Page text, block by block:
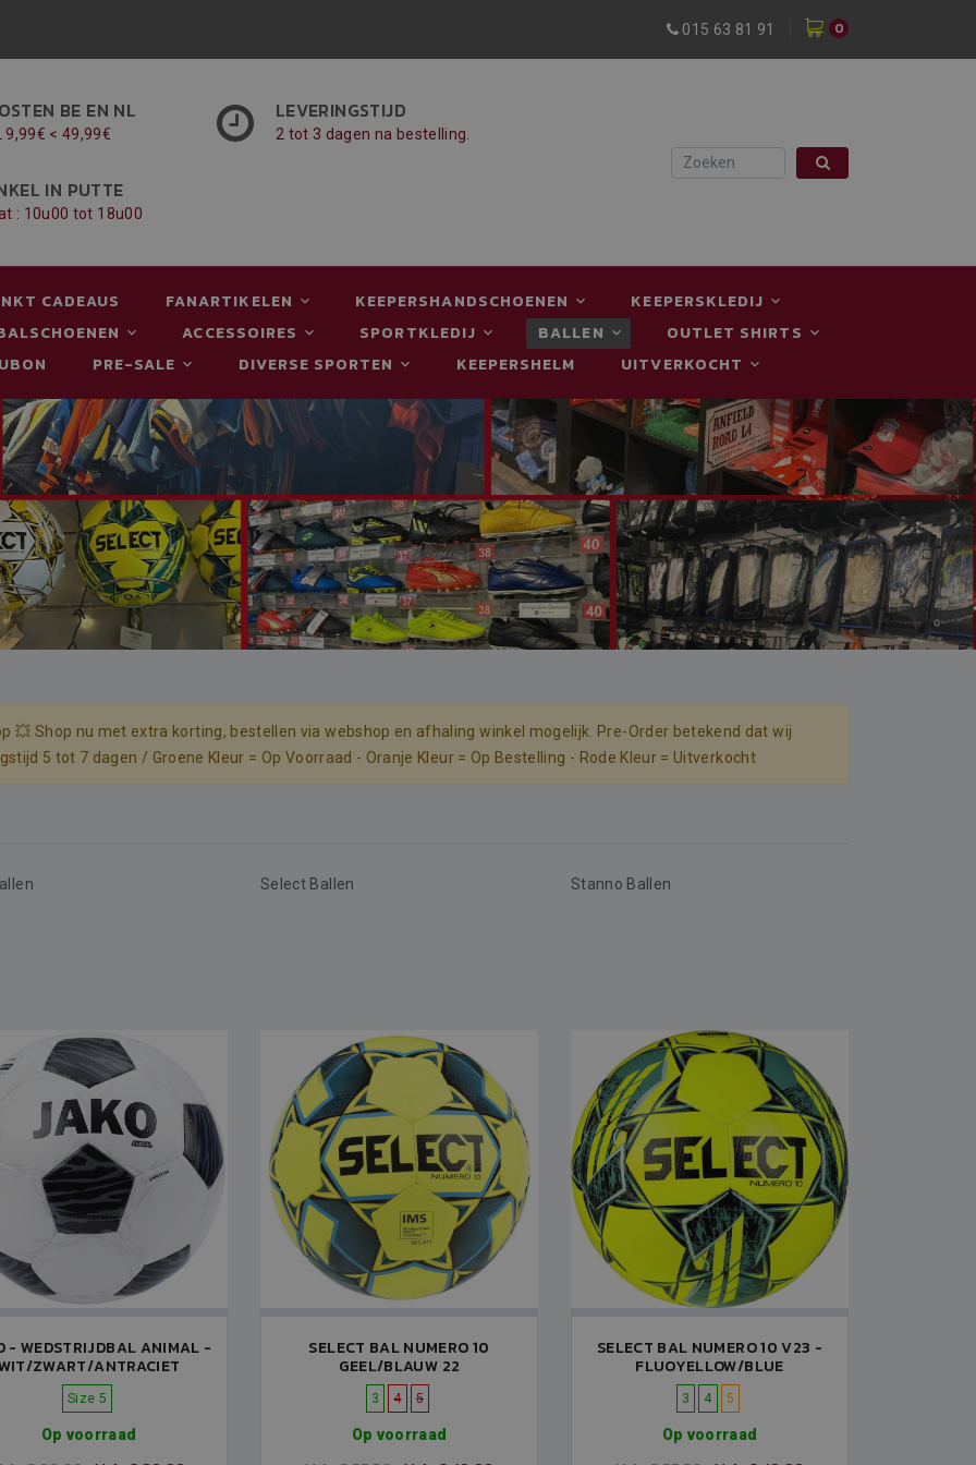
015 63 81 91 0
BE EN NL
9,99€ < 49,99€
LEVERINGSTIJD
2 tot 3 dagen na bestelling.
IN PUTTE
: 10u00 tot 18u00
CADEAUS FANARTIKELEN KEEPERSHANDSCHOENEN
KEEPERSKLEDIJ
ACCESSOIRES SPORTKLEDIJ BALLEN
OUTLET SHIRTS
PRE-SALE DIVERSE SPORTEN KEEPERSHELM UITVERKOCHT
💥 Shop nu met extra korting, bestellen via webshop en afhaling winkel mogelijk. Pre-Order betekend dat wij
5 tot 7 dagen / Groene Kleur = Op Voorraad - Oranje Kleur = Op Bestelling - Rode Kleur = Uitverkocht
Select Ballen Stanno Ballen
- WEDSTRIJDBAL ANIMAL -
ZWART/ANTRACIET
Size 5
Op voorraad
SELECT BAL NUMERO 10
GEEL/BLAUW 22
3 4 5
Op voorraad
SELECT BAL NUMERO 10 V23 -
FLUOYELLOW/BLUE
3 4 5
Op voorraad